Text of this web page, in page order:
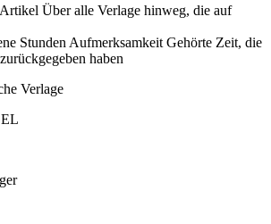
Über alle Verlage hinweg, die auf
Stunden Aufmerksamkeit Gehörte Zeit, die
haben
Verlage